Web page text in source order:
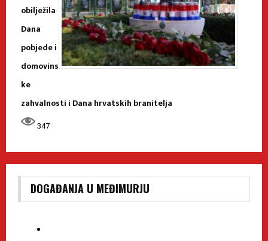
obilježila
Dana
pobjede i
domovins
ke
zahvalnosti i Dana hrvatskih branitelja
347
DOGAĐANJA U MEĐIMURJU